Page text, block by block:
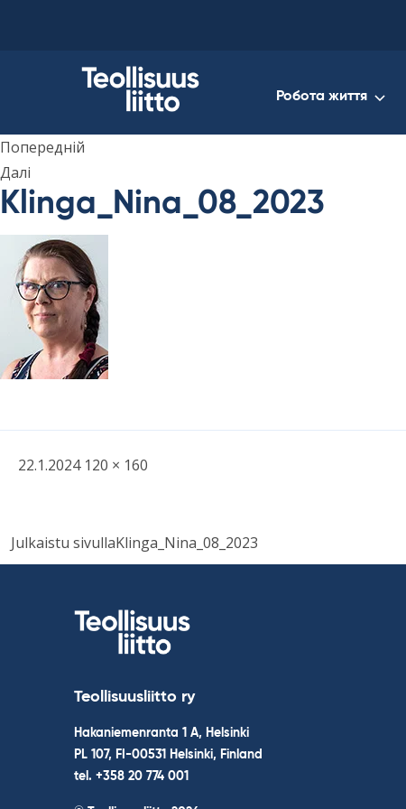
Робота життя
Попередній
Далі
Klinga_Nina_08_2023
Kirjoitettu
22.1.2024 Täysikokoinen
120 × 160
Post
Julkaistu sivullaKlinga_Nina_08_2023
Teollisuusliitto ry
Hakaniemenranta 1 A, Helsinki
PL 107, FI-00531 Helsinki, Finland
tel. +358 20 774 001